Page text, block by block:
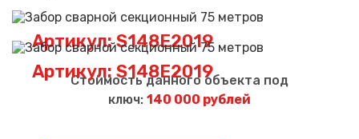
Артикул: S148E2019
Артикул: S148E2019
Стоимость данного объекта под
ключ: 140 000 рублей